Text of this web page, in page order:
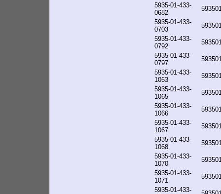
5935-01-433-
0682
5935-01-433-
0703
5935-01-433-
0792
5935-01-433-
0797
5935-01-433-
1063
5935-01-433-
1065
5935-01-433-
1066
5935-01-433-
1067
5935-01-433-
1068
5935-01-433-
1070
5935-01-433-
1071
5935-01-433-